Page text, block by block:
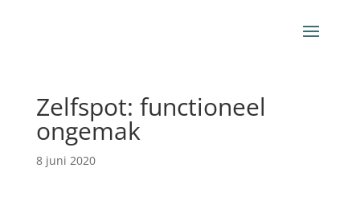
Zelfspot: functioneel
ongemak
8 juni 2020